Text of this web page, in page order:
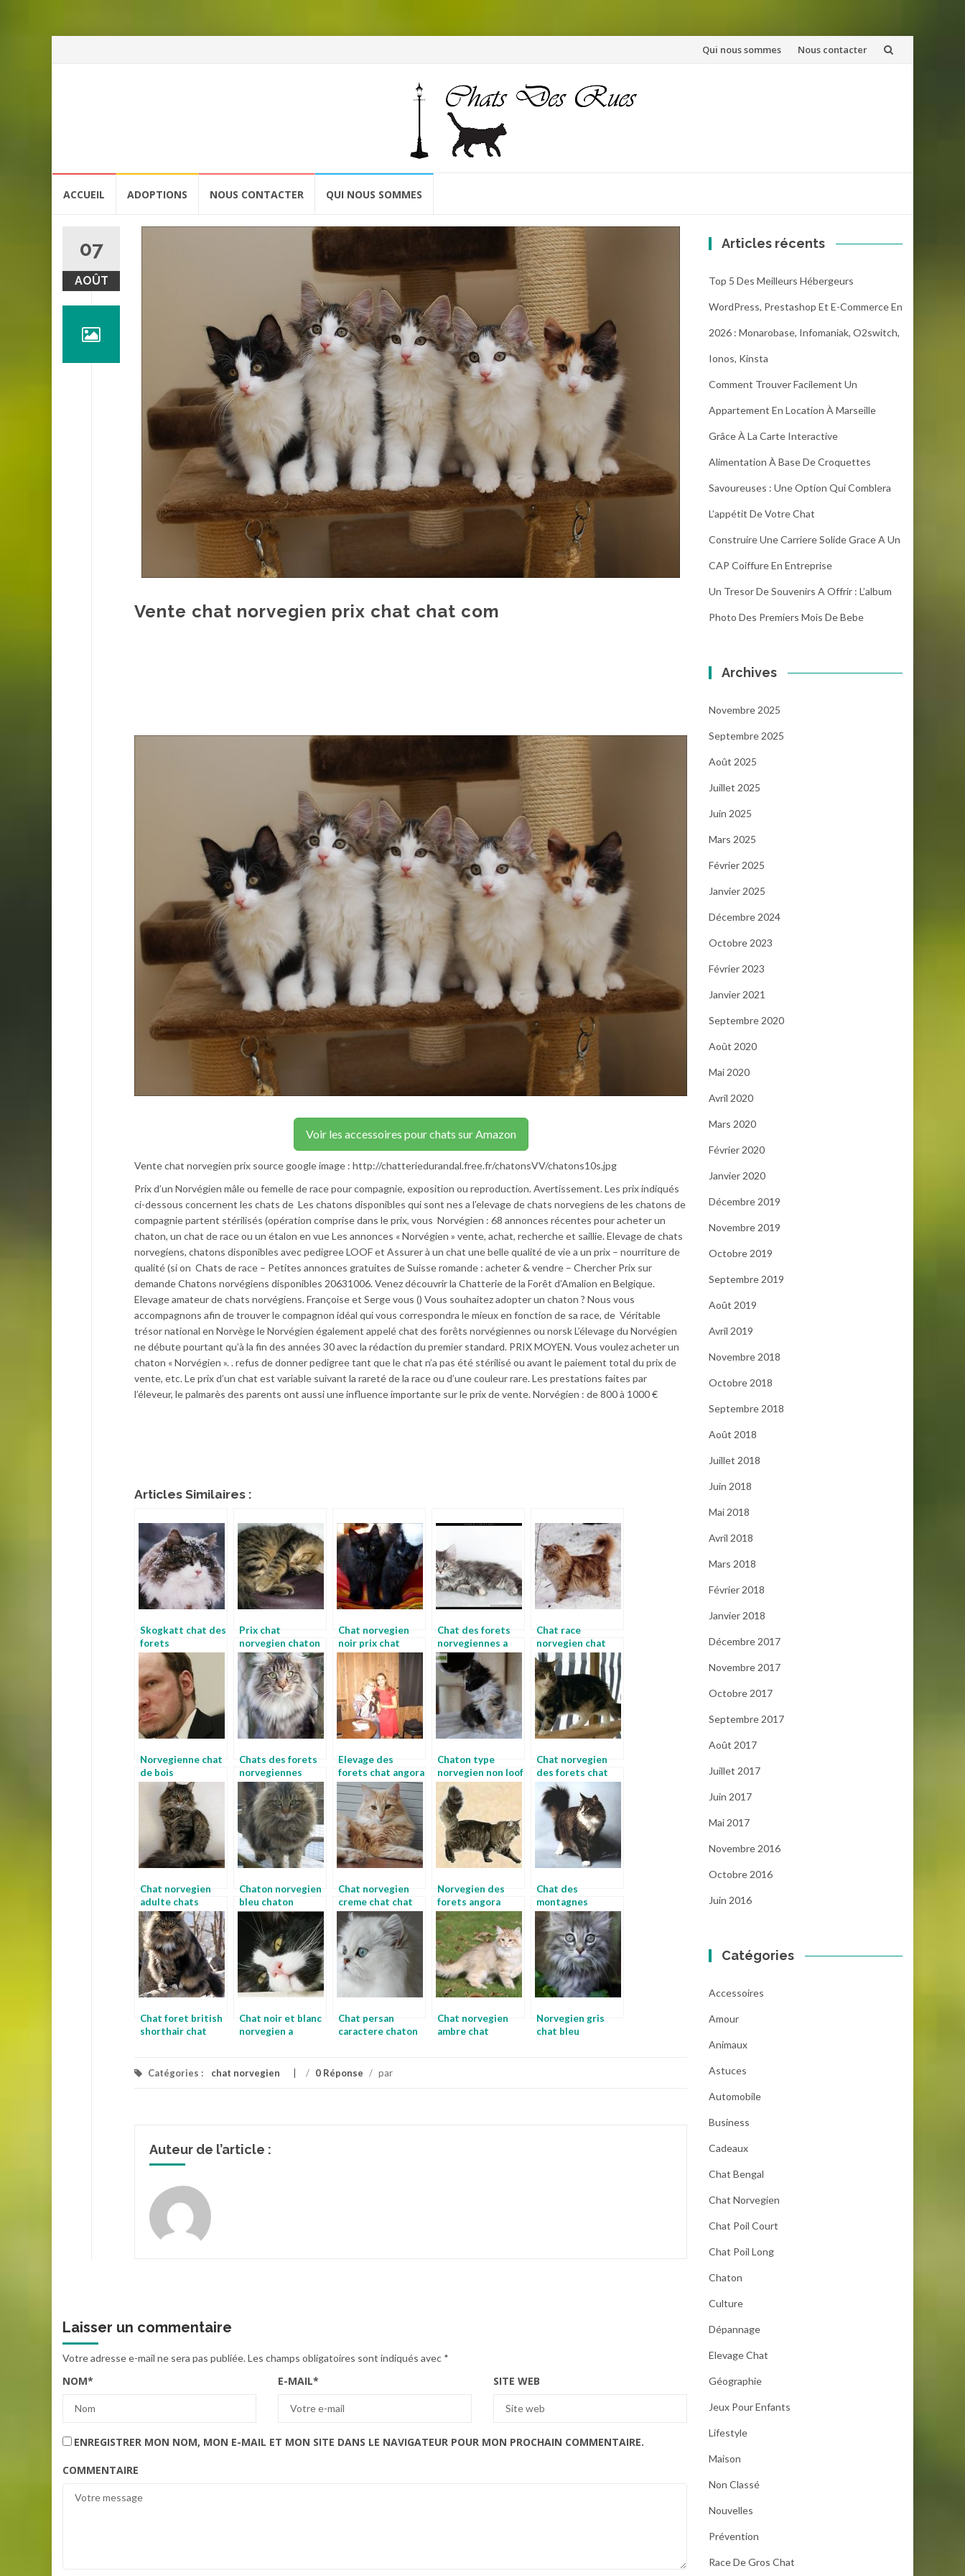
Aller
Qui nous sommes Nous contacter
ACCUEIL ADOPTIONS NOUS CONTACTER QUI NOUS SOMMES
07
AOÛT
Vente chat norvegien prix chat chat com
Voir les accessoires pour chats sur Amazon
Vente chat norvegien prix source google image : http://chatteriedurandal.free.fr/chatonsVV/chatons10s.jpg
Prix d’un Norvégien mâle ou femelle de race pour compagnie, exposition ou reproduction. Avertissement. Les prix indiqués
ci-dessous concernent les chats de Les chatons disponibles qui sont nes a l’elevage de chats norvegiens de les chatons de
compagnie partent stérilisés (opération comprise dans le prix, vous Norvégien : 68 annonces récentes pour acheter un
chaton, un chat de race ou un étalon en vue Les annonces « Norvégien » vente, achat, recherche et saillie. Elevage de chats
norvegiens, chatons disponibles avec pedigree LOOF et Assurer à un chat une belle qualité de vie a un prix – nourriture de
qualité (si on Chats de race – Petites annonces gratuites de Suisse romande : acheter & vendre – Chercher Prix sur
demande Chatons norvégiens disponibles 20631006. Venez découvrir la Chatterie de la Forêt d’Amalion en Belgique.
Elevage amateur de chats norvégiens. Françoise et Serge vous () Vous souhaitez adopter un chaton ? Nous vous
accompagnons afin de trouver le compagnon idéal qui vous correspondra le mieux en fonction de sa race, de Véritable
trésor national en Norvège le Norvégien également appelé chat des forêts norvégiennes ou norsk L’élevage du Norvégien
ne débute pourtant qu’à la fin des années 30 avec la rédaction du premier standard. PRIX MOYEN. Vous voulez acheter un
chaton « Norvégien ». . refus de donner pedigree tant que le chat n’a pas été stérilisé ou avant le paiement total du prix de
vente, etc. Le prix d’un chat est variable suivant la rareté de la race ou d’une couleur rare. Les prestations faites par
l’éleveur, le palmarès des parents ont aussi une influence importante sur le prix de vente. Norvégien : de 800 à 1000 €
Articles Similaires :
Skogkatt chat des
forets
norvegiennes a
vendre
Prix chat
norvegien chaton
norvegiens
Chat norvegien
noir prix chat
norvegien
Chat des forets
norvegiennes a
donner chat des
montagnes
norvegiennes
Chat race
norvegien chat
persan chinchilla
Norvegienne chat
de bois
Chats des forets
norvegiennes
norvegien noir
Elevage des
forets chat angora
norvegien
Chaton type
norvegien non loof
chaton norvegien
bleu
Chat norvegien
des forets chat
nordique
Chat norvegien
adulte chats
forets
norvegiennes
Chaton norvegien
bleu chaton
norvegien bleu
Chat norvegien
creme chat chat
chat
Norvegien des
forets angora
norvegien
Chat des
montagnes
norvegiennes
chaton norvegien
gris
Chat foret british
shorthair chat
Chat noir et blanc
norvegien a
Chat persan
caractere chaton
Chat norvegien
ambre chat
Norvegien gris
chat bleu
Catégories : chat norvegien / 0 Réponse / par
Auteur de l’article :
Laisser un commentaire
Votre adresse e-mail ne sera pas publiée.Les champs obligatoires sont indiqués avec *
NOM* E-MAIL* SITE WEB
ENREGISTRER MON NOM, MON E-MAIL ET MON SITE DANS LE NAVIGATEUR POUR MON PROCHAIN COMMENTAIRE.
COMMENTAIRE
Articles récents
Top 5 Des Meilleurs Hébergeurs
WordPress, Prestashop Et E-Commerce En
2026 : Monarobase, Infomaniak, O2switch,
Ionos, Kinsta
Comment Trouver Facilement Un
Appartement En Location À Marseille
Grâce À La Carte Interactive
Alimentation À Base De Croquettes
Savoureuses : Une Option Qui Comblera
L’appétit De Votre Chat
Construire Une Carriere Solide Grace A Un
CAP Coiffure En Entreprise
Un Tresor De Souvenirs A Offrir : L’album
Photo Des Premiers Mois De Bebe
Archives
Novembre 2025
Septembre 2025
Août 2025
Juillet 2025
Juin 2025
Mars 2025
Février 2025
Janvier 2025
Décembre 2024
Octobre 2023
Février 2023
Janvier 2021
Septembre 2020
Août 2020
Mai 2020
Avril 2020
Mars 2020
Février 2020
Janvier 2020
Décembre 2019
Novembre 2019
Octobre 2019
Septembre 2019
Août 2019
Avril 2019
Novembre 2018
Octobre 2018
Septembre 2018
Août 2018
Juillet 2018
Juin 2018
Mai 2018
Avril 2018
Mars 2018
Février 2018
Janvier 2018
Décembre 2017
Novembre 2017
Octobre 2017
Septembre 2017
Août 2017
Juillet 2017
Juin 2017
Mai 2017
Novembre 2016
Octobre 2016
Juin 2016
Catégories
Accessoires
Amour
Animaux
Astuces
Automobile
Business
Cadeaux
Chat Bengal
Chat Norvegien
Chat Poil Court
Chat Poil Long
Chaton
Culture
Dépannage
Elevage Chat
Géographie
Jeux Pour Enfants
Lifestyle
Maison
Non Classé
Nouvelles
Prévention
Race De Gros Chat